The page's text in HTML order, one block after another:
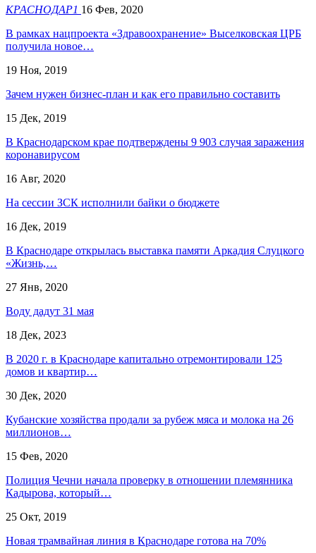
КРАСНОДАР1 16 Фев, 2020
В рамках нацпроекта «Здравоохранение» Выселковская ЦРБ
получила новое…
19 Ноя, 2019
Зачем нужен бизнес-план и как его правильно составить
15 Дек, 2019
В Краснодарском крае подтверждены 9 903 случая заражения
коронавирусом
16 Авг, 2020
На сессии ЗСК исполнили байки о бюджете
16 Дек, 2019
В Краснодаре открылась выставка памяти Аркадия Слуцкого
«Жизнь,…
27 Янв, 2020
Воду дадут 31 мая
18 Дек, 2023
В 2020 г. в Краснодаре капитально отремонтировали 125
домов и квартир…
30 Дек, 2020
Кубанские хозяйства продали за рубеж мяса и молока на 26
миллионов…
15 Фев, 2020
Полиция Чечни начала проверку в отношении племянника
Кадырова, который…
25 Окт, 2019
Новая трамвайная линия в Краснодаре готова на 70%